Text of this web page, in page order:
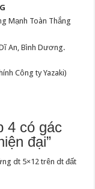
Mạnh Toàn Thắng
An, Bình Dương.
Công ty Yazaki)
4 có gác
đại”
dt 5×12 trên dt đất